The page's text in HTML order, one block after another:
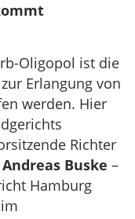
Oligopol ist die
Erlangung von
werden. Hier
Richter
Andreas Buske –
Hamburg